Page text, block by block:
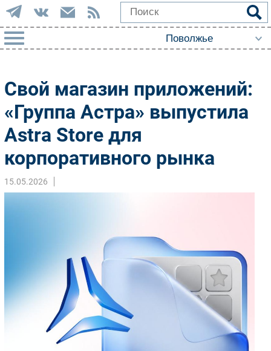
Импорто­замещение
Автоматизация Промышленности
Интернет
Фиксированная связь
Интеграция
Outsourcing
Регулирование
Финансы
Свой магазин приложений:
«Группа Астра» выпустила
Astra Store для
корпоративного рынка
15.05.2026